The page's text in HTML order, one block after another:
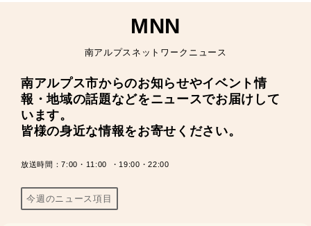
MNN
南アルプスネットワークニュース
南アルプス市からのお知らせやイベント情
報・地域の話題などをニュースでお届けして
います。
皆様の身近な情報をお寄せください。
放送時間：7:00・11:00 ・19:00・22:00
今週のニュース項目